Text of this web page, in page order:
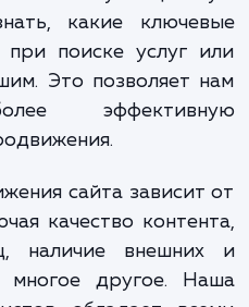
его позиций в
изучают
вашу
какие